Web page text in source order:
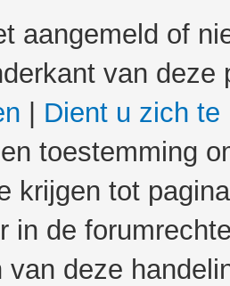
aangemeld of
van
Dient u zich te
toestemming
krijgen tot
in de
van deze